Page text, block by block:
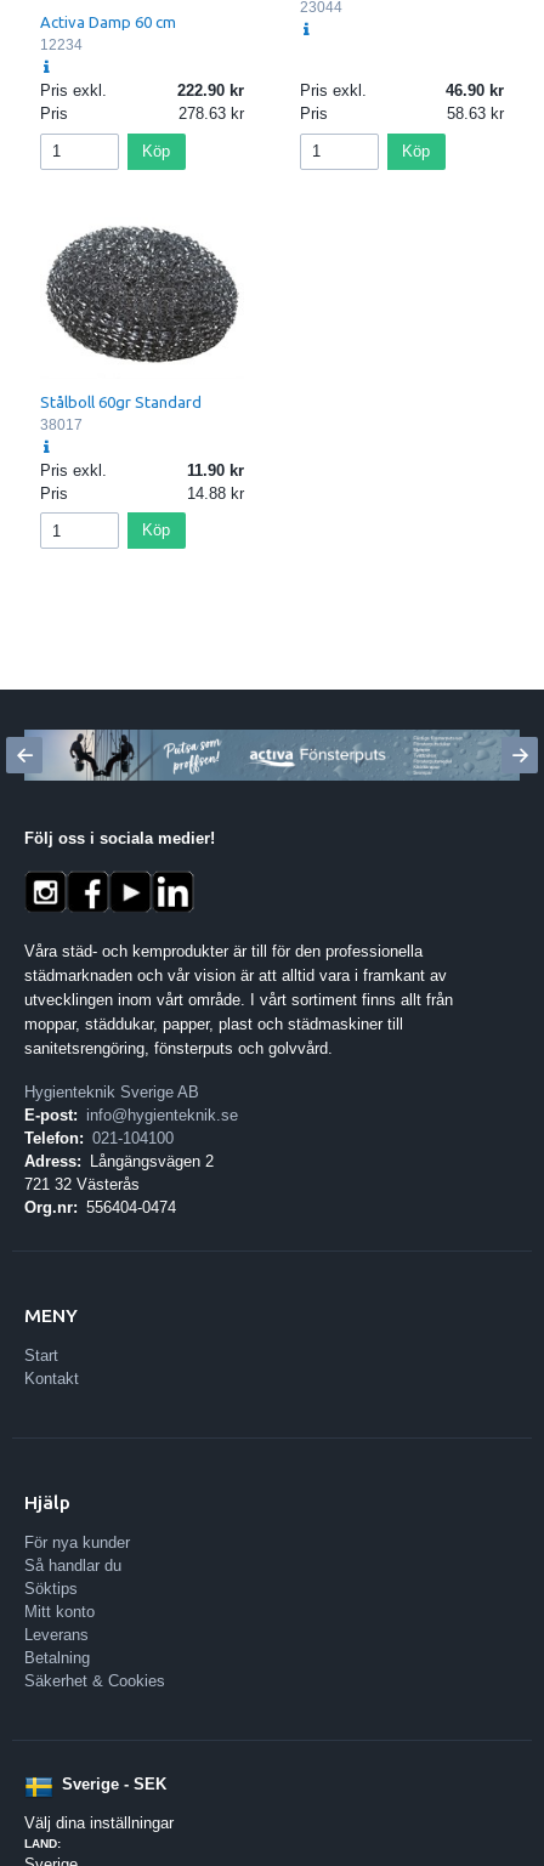
Activa Damp 60 cm
12234
Pris exkl.
222.90
Pris
278.63
Köp
23044
Pris exkl.
46.90
Pris
58.63
Köp
Stålboll 60gr Standard
38017
Pris exkl.
11.90
Pris
14.88
Köp
Följ oss i sociala medier!
Våra städ- och kemprodukter är till för den professionella
städmarknaden och vår vision är att alltid vara i framkant av
utvecklingen inom vårt område. I vårt sortiment finns allt från
moppar, städdukar, papper, plast och städmaskiner till
sanitetsrengöring, fönsterputs och golvvård.
Hygienteknik Sverige AB
E-post: info@hygienteknik.se
Telefon: 021-104100
Adress:
Långängsvägen 2
721 32 Västerås
Org.nr: 556404-0474
MENY
Start
Kontakt
Hjälp
För nya kunder
Så handlar du
Söktips
Mitt konto
Leverans
Betalning
Säkerhet & Cookies
Sverige - SEK
Välj dina inställningar
LAND: